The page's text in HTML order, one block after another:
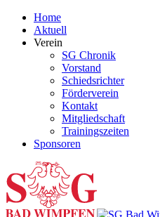
Home
Aktuell
Verein
SG Chronik
Vorstand
Schiedsrichter
Förderverein
Kontakt
Mitgliedschaft
Trainingszeiten
Sponsoren